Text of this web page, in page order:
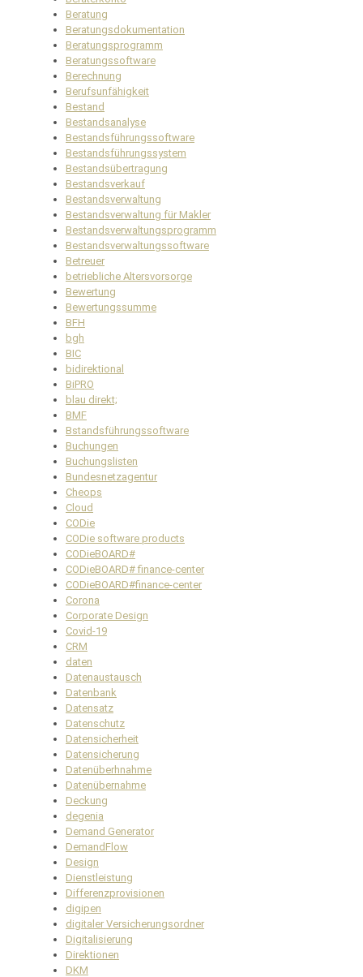
Beratung
Beratungsdokumentation
Beratungsprogramm
Beratungssoftware
Berechnung
Berufsunfähigkeit
Bestand
Bestandsanalyse
Bestandsführungssoftware
Bestandsführungssystem
Bestandsübertragung
Bestandsverkauf
Bestandsverwaltung
Bestandsverwaltung für Makler
Bestandsverwaltungsprogramm
Bestandsverwaltungssoftware
Betreuer
betriebliche Altersvorsorge
Bewertung
Bewertungssumme
BFH
bgh
BIC
bidirektional
BiPRO
blau direkt;
BMF
Bstandsführungssoftware
Buchungen
Buchungslisten
Bundesnetzagentur
Cheops
Cloud
CODie
CODie software products
CODieBOARD#
CODieBOARD# finance-center
CODieBOARD#finance-center
Corona
Corporate Design
Covid-19
CRM
daten
Datenaustausch
Datenbank
Datensatz
Datenschutz
Datensicherheit
Datensicherung
Datenüberhnahme
Datenübernahme
Deckung
degenia
Demand Generator
DemandFlow
Design
Dienstleistung
Differenzprovisionen
digipen
digitaler Versicherungsordner
Digitalisierung
Direktionen
DKM